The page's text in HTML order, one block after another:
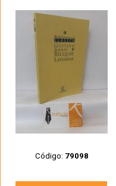
Código: 79098